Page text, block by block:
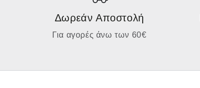
Δωρεάν Αποστολή
Για αγορές άνω των 60€